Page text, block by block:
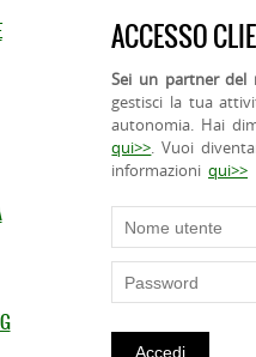
ACCESSO
Sei un partner del
gestisci la tua
autonomia. Hai
qui>>. Vuoi
informazioniqui>>